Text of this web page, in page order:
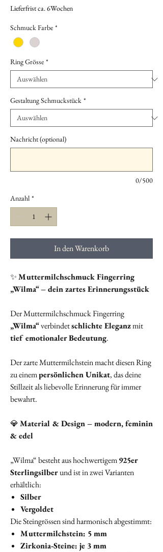
Lieferfrist ca. 6Wochen
Schmuck Farbe *
Ring Grösse *
Gestaltung Schmuckstück *
Nachricht (optional)
0/500
Anzahl *
In den Warenkorb
✨Muttermilchschmuck Fingerring
„Wilma“ – dein zartes Erinnerungsstück
Der Muttermilchschmuck Fingerring
„Wilma“verbindetschlichte Eleganzmit
tief emotionaler Bedeutung.
Der zarte Muttermilchstein macht diesen Ring
zu einempersönlichen Unikat, das deine
Stillzeit als liebevolle Erinnerung für immer
bewahrt.
💎Material & Design – modern, feminin
& edel
„Wilma“ besteht aus hochwertigem925er
Sterlingsilberund ist in zwei Varianten
erhältlich:
Silber
Vergoldet
Die Steingrössen sind harmonisch abgestimmt:
Muttermilchstein: 5 mm
Zirkonia‑Steine: je 3 mm